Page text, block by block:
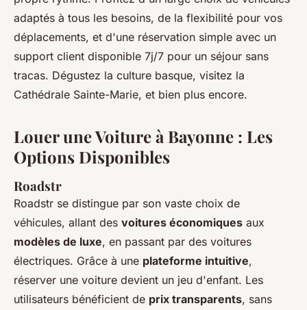
adaptés à tous les besoins, de la flexibilité pour vos
déplacements, et d'une réservation simple avec un
support client disponible 7j/7 pour un séjour sans
tracas. Dégustez la culture basque, visitez la
Cathédrale Sainte-Marie, et bien plus encore.
Louer une Voiture à Bayonne : Les
Options Disponibles
Roadstr
Roadstr se distingue par son vaste choix de
véhicules, allant des voitures économiques aux
modèles de luxe, en passant par des voitures
électriques. Grâce à une plateforme intuitive,
réserver une voiture devient un jeu d'enfant. Les
utilisateurs bénéficient de prix transparents, sans